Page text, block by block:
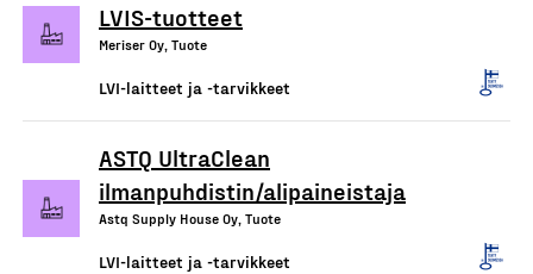
LVIS-tuotteet
Meriser Oy, Tuote
LVI-laitteet ja -tarvikkeet
ASTQ UltraClean
ilmanpuhdistin/alipaineistaja
Astq Supply House Oy, Tuote
LVI-laitteet ja -tarvikkeet